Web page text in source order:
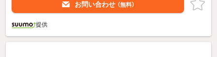
お問い合わせ （無料）
提供